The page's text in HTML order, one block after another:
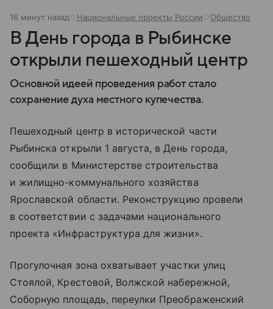
16 минут назад Национальные проекты России Общество
В День города в Рыбинске
открыли пешеходный центр
Основной идеей проведения работ стало
сохранение духа местного купечества.
Пешеходный центр в исторической части
Рыбинска открыли 1 августа, в День города,
сообщили в Министерстве строительства
и жилищно-коммунального хозяйства
Ярославской области. Реконструкцию провели
в соответствии с задачами национального
проекта «Инфраструктура для жизни».
Прогулочная зона охватывает участки улиц
Стоялой, Крестовой, Волжской набережной,
Соборную площадь, переулки Преображенский